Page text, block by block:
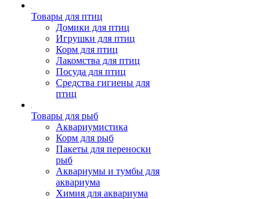
Товары для птиц
Домики для птиц
Игрушки для птиц
Корм для птиц
Лакомства для птиц
Посуда для птиц
Средства гигиены для
птиц
Товары для рыб
Аквариумистика
Корм для рыб
Пакеты для переноски
рыб
Аквариумы и тумбы для
аквариума
Химия для аквариума